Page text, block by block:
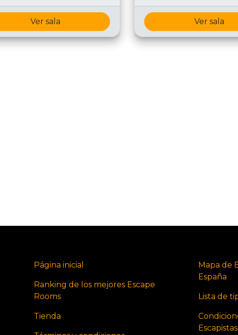
Ver sala Ver sala
Página inicial
Ranking de los mejores Escape
Rooms
Tienda
Mapa de
España
Lista de